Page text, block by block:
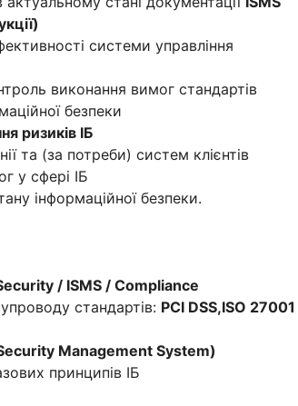
системи управління
виконання вимог стандартів
безпеки
ризиків ІБ
та (за потреби) систем клієнтів
у сфері ІБ
інформаційної безпеки.
/ ISMS / Compliance
стандартів: PCI DSS,ISO 27001
Management System)
принципів ІБ